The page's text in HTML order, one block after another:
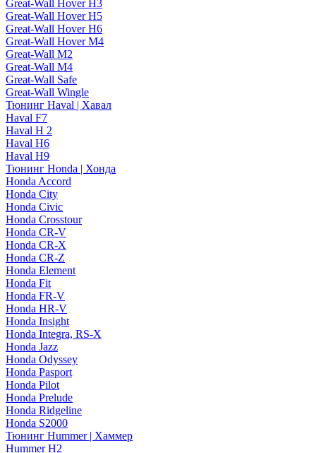
Great-Wall Hover H3
Great-Wall Hover H5
Great-Wall Hover H6
Great-Wall Hover M4
Great-Wall M2
Great-Wall M4
Great-Wall Safe
Great-Wall Wingle
Тюнинг Haval | Хавал
Haval F7
Haval H 2
Haval H6
Haval H9
Тюнинг Honda | Хонда
Honda Accord
Honda City
Honda Civic
Honda Crosstour
Honda CR-V
Honda CR-X
Honda CR-Z
Honda Element
Honda Fit
Honda FR-V
Honda HR-V
Honda Insight
Honda Integra, RS-X
Honda Jazz
Honda Odyssey
Honda Pasport
Honda Pilot
Honda Prelude
Honda Ridgeline
Honda S2000
Тюнинг Hummer | Хаммер
Hummer H2